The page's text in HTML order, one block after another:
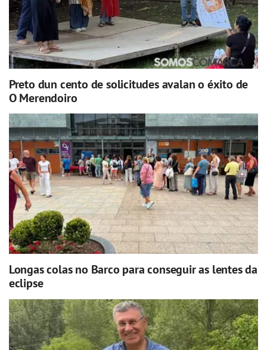
Preto dun cento de solicitudes avalan o éxito de
O Merendoiro
Longas colas no Barco para conseguir as lentes da
eclipse